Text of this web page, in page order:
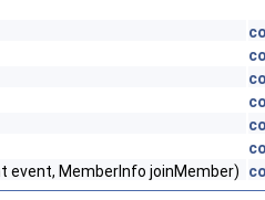
event, MemberInfo joinMember)